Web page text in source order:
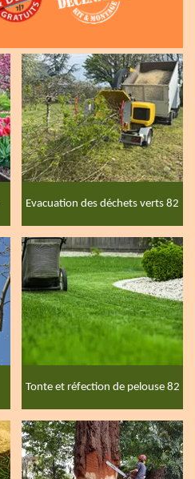
Evacuation des déchets verts 82
Tonte et réfection de pelouse 82